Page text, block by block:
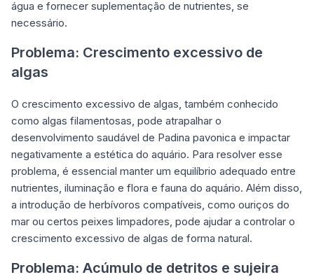
água e fornecer suplementação de nutrientes, se
necessário.
Problema: Crescimento excessivo de
algas
O crescimento excessivo de algas, também conhecido
como algas filamentosas, pode atrapalhar o
desenvolvimento saudável de Padina pavonica e impactar
negativamente a estética do aquário. Para resolver esse
problema, é essencial manter um equilíbrio adequado entre
nutrientes, iluminação e flora e fauna do aquário. Além disso,
a introdução de herbívoros compatíveis, como ouriços do
mar ou certos peixes limpadores, pode ajudar a controlar o
crescimento excessivo de algas de forma natural.
Problema: Acúmulo de detritos e sujeira